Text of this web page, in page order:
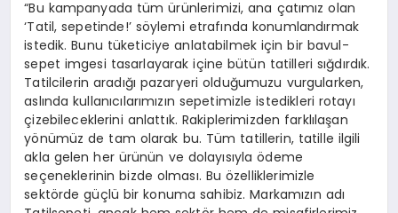
“Bu kampanyada tüm ürünlerimizi, ana çatımız olan
‘Tatil, sepetinde!’ söylemi etrafında konumlandırmak
istedik. Bunu tüketiciye anlatabilmek için bir bavul-
sepet imgesi tasarlayarak içine bütün tatilleri sığdırdık.
Tatilcilerin aradığı pazaryeri olduğumuzu vurgularken,
aslında kullanıcılarımızın sepetimizle istedikleri rotayı
çizebileceklerini anlattık. Rakiplerimizden farklılaşan
yönümüz de tam olarak bu. Tüm tatillerin, tatille ilgili
akla gelen her ürünün ve dolayısıyla ödeme
seçeneklerinin bizde olması. Bu özelliklerimizle
sektörde güçlü bir konuma sahibiz. Markamızın adı